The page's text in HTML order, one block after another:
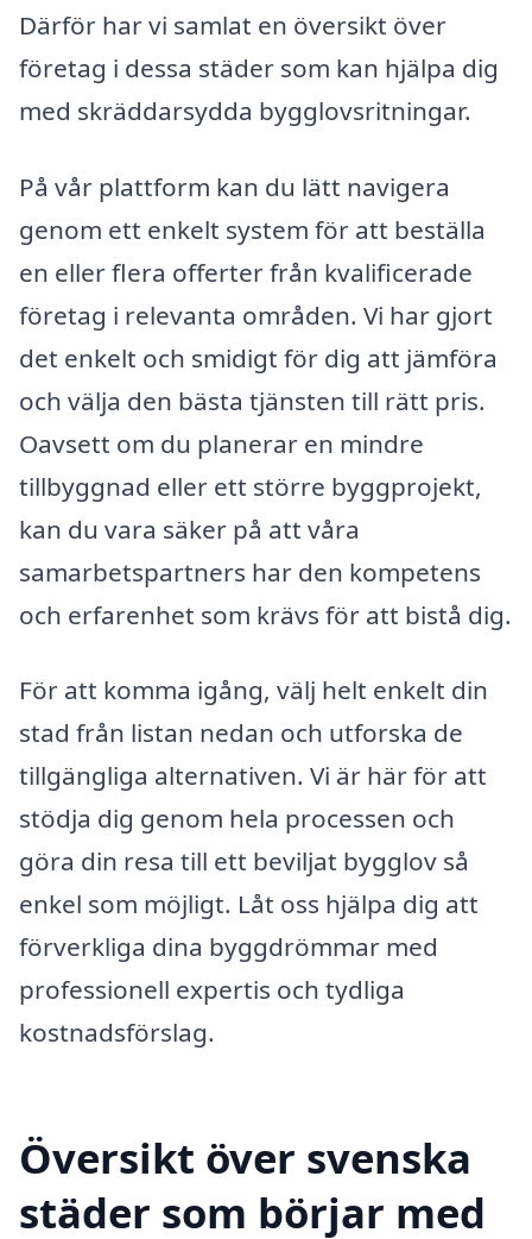
Därför har vi samlat en översikt över
företag i dessa städer som kan hjälpa dig
med skräddarsydda bygglovsritningar.
På vår plattform kan du lätt navigera
genom ett enkelt system för att beställa
en eller flera offerter från kvalificerade
företag i relevanta områden. Vi har gjort
det enkelt och smidigt för dig att jämföra
och välja den bästa tjänsten till rätt pris.
Oavsett om du planerar en mindre
tillbyggnad eller ett större byggprojekt,
kan du vara säker på att våra
samarbetspartners har den kompetens
och erfarenhet som krävs för att bistå dig.
För att komma igång, välj helt enkelt din
stad från listan nedan och utforska de
tillgängliga alternativen. Vi är här för att
stödja dig genom hela processen och
göra din resa till ett beviljat bygglov så
enkel som möjligt. Låt oss hjälpa dig att
förverkliga dina byggdrömmar med
professionell expertis och tydliga
kostnadsförslag.
Översikt över svenska
städer som börjar med